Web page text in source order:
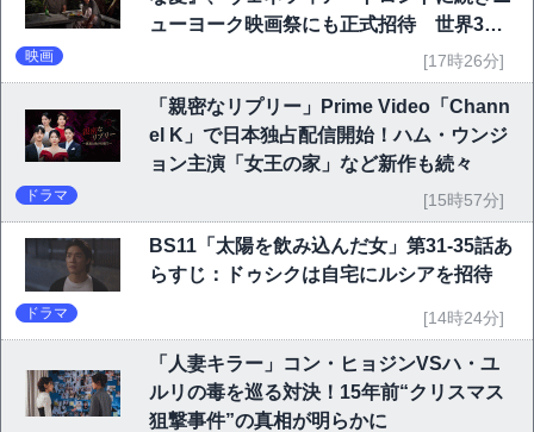
ューヨーク映画祭にも正式招待 世界3大
映画 [17時26分]
「親密なリプリー」Prime Video「Chann
el K」で日本独占配信開始！ハム・ウンジ
ョン主演「女王の家」など新作も続々
ドラマ [15時57分]
BS11「太陽を飲み込んだ女」第31-35話あ
らすじ：ドゥシクは自宅にルシアを招待
ドラマ [14時24分]
「人妻キラー」コン・ヒョジンVSハ・ユ
ルリの毒を巡る対決！15年前“クリスマス
狙撃事件”の真相が明らかに